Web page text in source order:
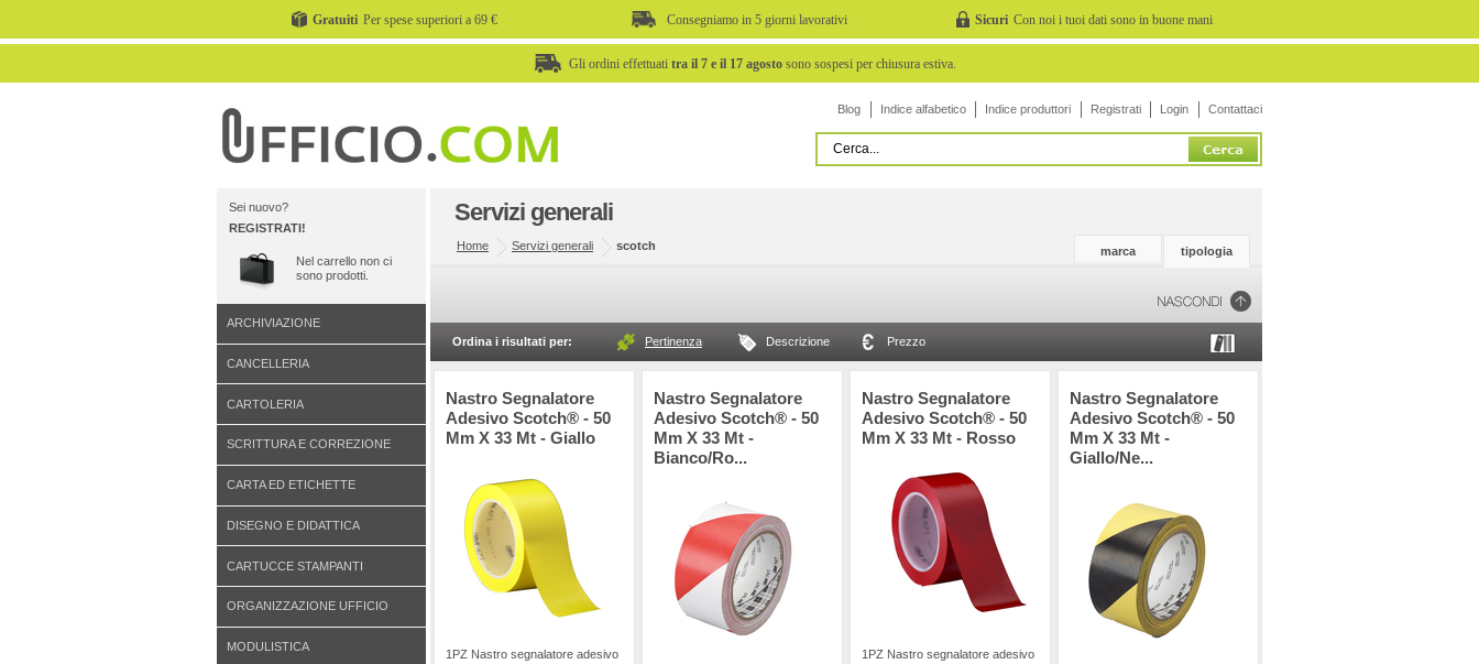
Gratuiti Per spese superiori a 69 € Consegniamo in 5 giorni lavorativi Sicuri Con noi i tuoi dati sono in buone mani
Gli ordini effettuati tra il 7 e il 17 agostosono sospesi per chiusura estiva.
Blog Indice alfabetico Indice produttori Registrati Login Contattaci
Sei nuovo?
REGISTRATI!
Nel carrello non ci
sono prodotti.
ARCHIVIAZIONE
CANCELLERIA
CARTOLERIA
SCRITTURA E CORREZIONE
CARTA ED ETICHETTE
DISEGNO E DIDATTICA
CARTUCCE STAMPANTI
ORGANIZZAZIONE UFFICIO
MODULISTICA
Servizi generali
Home Servizi generali scotch tipologia
marca
Ordina i risultati per: Pertinenza Descrizione Prezzo
Nastro Segnalatore
Adesivo Scotch® - 50
Mm X 33 Mt - Giallo
1PZ Nastro segnalatore adesivo
Nastro Segnalatore
Adesivo Scotch® - 50
Mm X 33 Mt -
Bianco/ro...
Nastro Segnalatore
Adesivo Scotch® - 50
Mm X 33 Mt - Rosso
1PZ Nastro segnalatore adesivo
Nastro Segnalatore
Adesivo Scotch® - 50
Mm X 33 Mt -
Giallo/ne...